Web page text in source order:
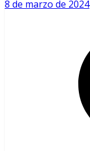
8 de marzo de 2024